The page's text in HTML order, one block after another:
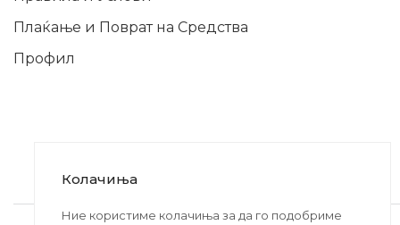
Плаќање и Поврат на Средства
Профил
2020-2024 © MB DISKONT. Изработено од
Колачиња
Ние користиме колачиња за да го подобриме